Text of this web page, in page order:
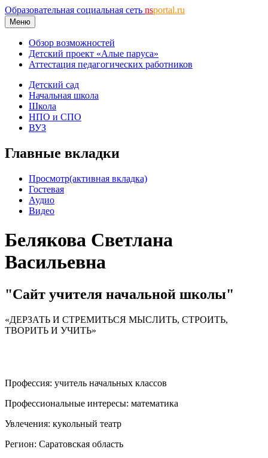
Образовательная социальная сеть nsportal.ru
Меню
Обзор возможностей
Детский проект «Алые паруса»
Аттестация педагогических работников
Детский сад
Начальная школа
Школа
НПО и СПО
ВУЗ
Главные вкладки
Просмотр(активная вкладка)
Гостевая
Аудио
Видео
Белякова Светлана
Васильевна
"Сайт учителя начальной школы"
«ДЕРЗАТЬ И СТРЕМИТЬСЯ МЫСЛИТЬ, СТРОИТЬ,
ТВОРИТЬ И УЧИТЬ»
Профессия: учитель начальных классов
Профессиональные интересы: математика
Увлечения: кукольный театр
Регион: Саратовская область